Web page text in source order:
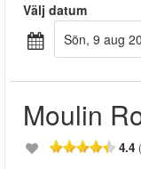
Välj datum
sön, 9 aug
Moulin
4.4